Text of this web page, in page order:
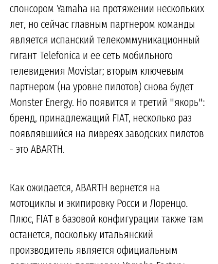
спонсором Yamaha на протяжении нескольких
лет, но сейчас главным партнером команды
является испанский телекоммуникационный
гигант Telefonica и ее сеть мобильного
телевидения Movistar; вторым ключевым
партнером (на уровне пилотов) снова будет
Monster Energy. Но появится и третий "якорь":
бренд, принадлежащий FIAT, несколько раз
появлявшийся на ливреях заводских пилотов
- это ABARTH.
Как ожидается, ABARTH вернется на
мотоциклы и экипировку Росси и Лоренцо.
Плюс, FIAT в базовой конфигурации также там
останется, поскольку итальянский
производитель является официальным